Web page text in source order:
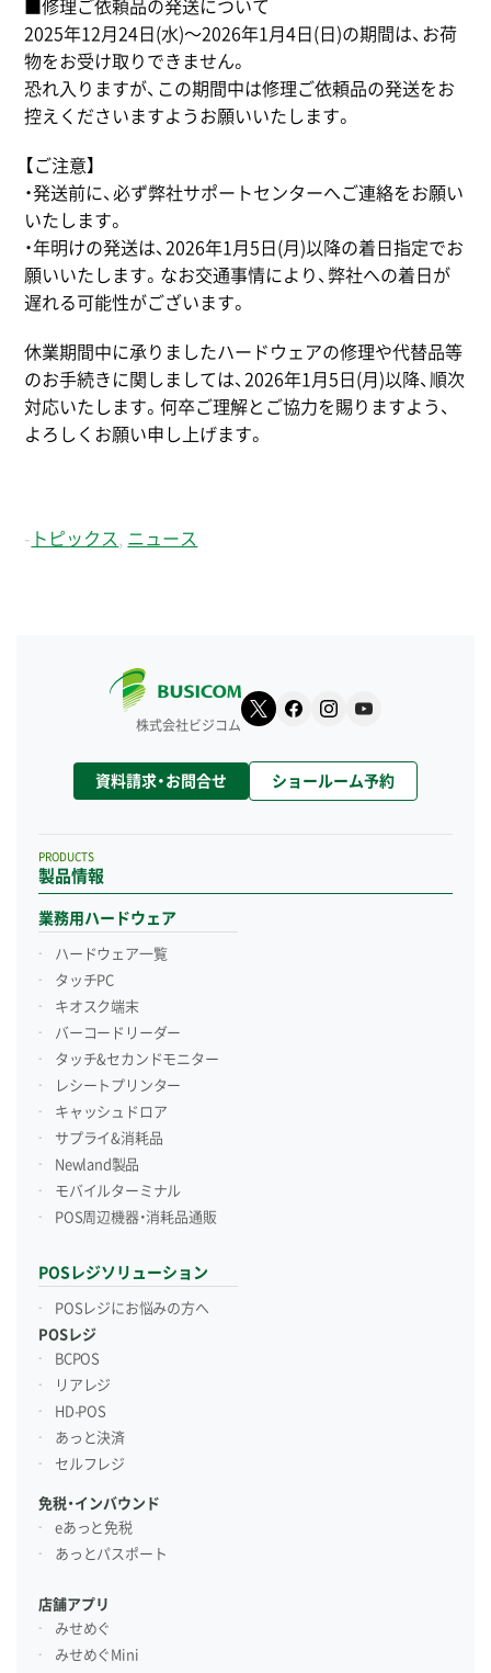
■修理ご依頼品の発送について
2025年12月24日(水)〜2026年1月4日(日)の期間は、お荷
物をお受け取りできません。
恐れ入りますが、この期間中は修理ご依頼品の発送をお
控えくださいますようお願いいたします。
【ご注意】
・発送前に、必ず弊社サポートセンターへご連絡をお願い
いたします。
・年明けの発送は、2026年1月5日(月)以降の着日指定でお
願いいたします。なお交通事情により、弊社への着日が
遅れる可能性がございます。
休業期間中に承りましたハードウェアの修理や代替品等
のお手続きに関しましては、2026年1月5日(月)以降、順次
対応いたします。何卒ご理解とご協力を賜りますよう、
よろしくお願い申し上げます。
- トピックス ニュース
株式会社ビジコム
資料請求・お問合せ ショールーム予約
製品情報
PRODUCTS
業務用ハードウェア
ハードウェア一覧
タッチPC
キオスク端末
バーコードリーダー
タッチ&セカンドモニター
レシートプリンター
キャッシュドロア
サプライ&消耗品
Newland製品
モバイルターミナル
POS周辺機器・消耗品通販
POSレジソリューション
POSレジにお悩みの方へ
POSレジ
BCPOS
リアレジ
HD-POS
あっと決済
セルフレジ
免税・インバウンド
eあっと免税
あっとパスポート
店舗アプリ
みせめぐ
みせめぐMini